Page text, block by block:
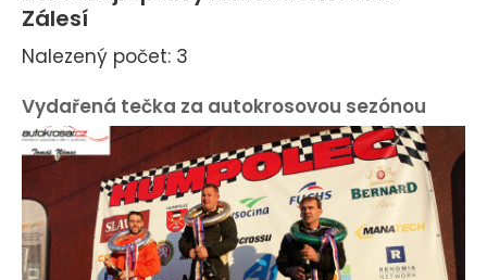
Zálesí
Nalezený počet: 3
Vydařená tečka za autokrosovou sezónou